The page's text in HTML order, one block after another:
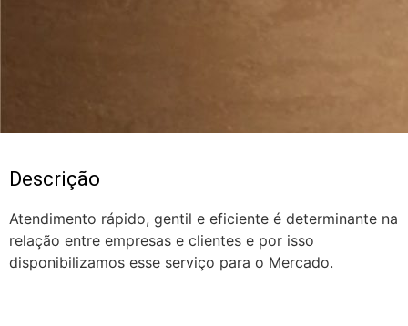
Descrição
Atendimento rápido, gentil e eficiente é determinante na
relação entre empresas e clientes e por isso
disponibilizamos esse serviço para o Mercado.